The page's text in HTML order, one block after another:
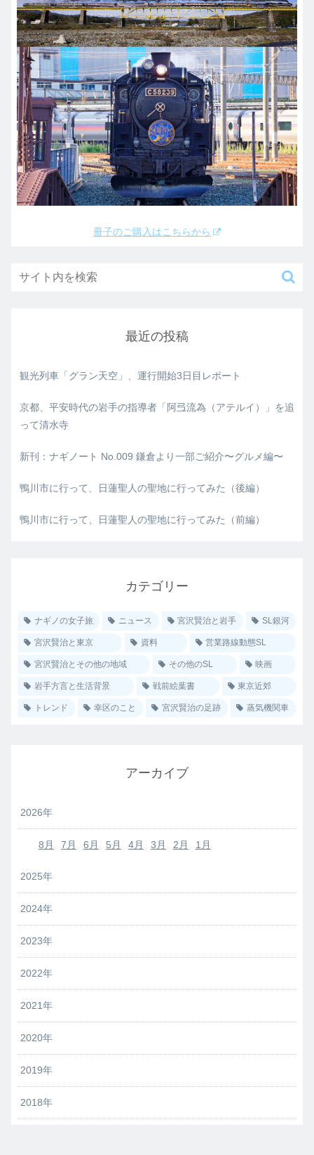
冊子のご購入はこちらから
最近の投稿
観光列車「グラン天空」、運行開始3日目レポート
京都、平安時代の岩手の指導者「阿弖流為（アテルイ）」を追
って清水寺
新刊：ナギノート No.009 鎌倉より一部ご紹介〜グルメ編〜
鴨川市に行って、日蓮聖人の聖地に行ってみた（後編）
鴨川市に行って、日蓮聖人の聖地に行ってみた（前編）
カテゴリー
ナギノの女子旅 ニュース 宮沢賢治と岩手 SL銀河
宮沢賢治と東京 資料 営業路線動態SL
宮沢賢治とその他の地域 その他のSL 映画
岩手方言と生活背景 戦前絵葉書 東京近郊
トレンド 幸区のこと 宮沢賢治の足跡 蒸気機関車
アーカイブ
2026年
8月 7月 6月 5月 4月 3月 2月 1月
2025年
2024年
2023年
2022年
2021年
2020年
2019年
2018年